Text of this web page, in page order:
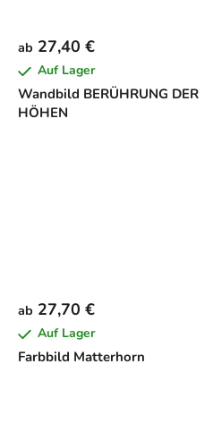
Wandbild BERÜHRUNG DER
HÖHEN
ab 27,40 €
Auf Lager
Farbbild Matterhorn
ab 27,70 €
Auf Lager